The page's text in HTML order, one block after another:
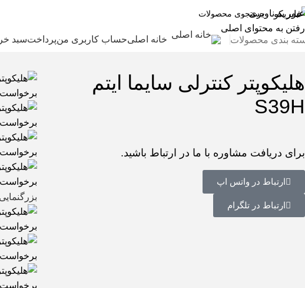
عبور به ناوبری
رفتن به محتوای اصلی
بندی محصولات خانه اصلیحساب کاربری منپرداختسبد
هلیکوپتر کنترلی سایما ایتم
S39H
برای دریافت مشاوره با ما در ارتباط باشید.
ارتباط در واتس اپ
ارتباط در تلگرام